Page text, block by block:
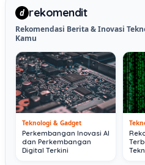
d rekomendit
Rekomendasi Berita & Inovasi
Kamu
Teknologi & Gadget
Perkembangan Inovasi AI
dan Perkembangan
Digital Terkini